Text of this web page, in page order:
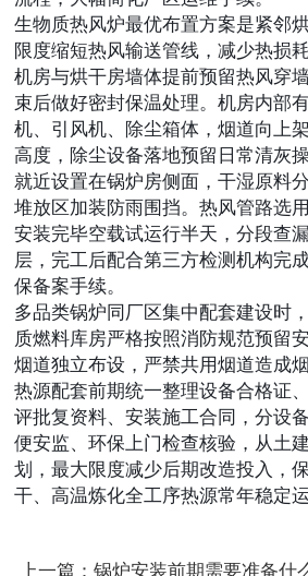
生物质热风炉最优布置方案是紧邻
限度缩短热风输送管线，减少热损
机房与烘干房墙体提前预留热风穿
束后做好密封保温处理。机房内部
机、引风机、除尘箱体，烟道向上
高度，除尘设备落地预留日常清灰
就近设置在锅炉房侧面，干湿原料
堆放区加装防雨围挡。热风管路选
安装完毕空载试运行半天，分段查
层，完工后配合第三方检测机构完
保备案手续。
多品类锅炉同厂区集中配套建设时
质燃料库房严格按照消防规范预留
烟道独立布设，严禁共用烟道造成
热源配套前期统一整理设备合格证
评批复资料、安装施工合同，分设
便安监、环保上门检查核验，从土
划，最大限度减少后期改造投入，
干、高温炼化全工序热源常年稳定运